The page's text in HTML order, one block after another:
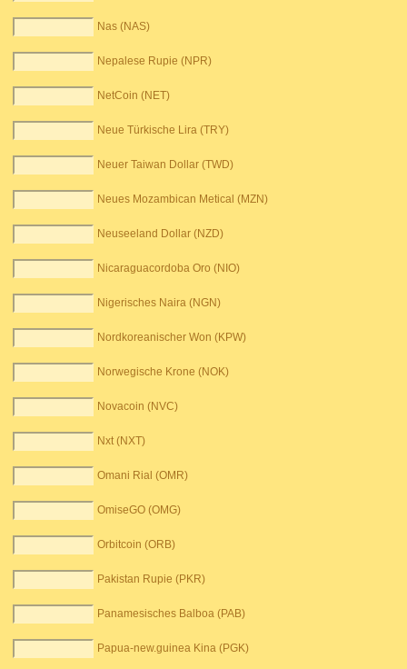
Nas (NAS)
Nepalese Rupie (NPR)
NetCoin (NET)
Neue Türkische Lira (TRY)
Neuer Taiwan Dollar (TWD)
Neues Mozambican Metical (MZN)
Neuseeland Dollar (NZD)
Nicaraguacordoba Oro (NIO)
Nigerisches Naira (NGN)
Nordkoreanischer Won (KPW)
Norwegische Krone (NOK)
Novacoin (NVC)
Nxt (NXT)
Omani Rial (OMR)
OmiseGO (OMG)
Orbitcoin (ORB)
Pakistan Rupie (PKR)
Panamesisches Balboa (PAB)
Papua-new.guinea Kina (PGK)